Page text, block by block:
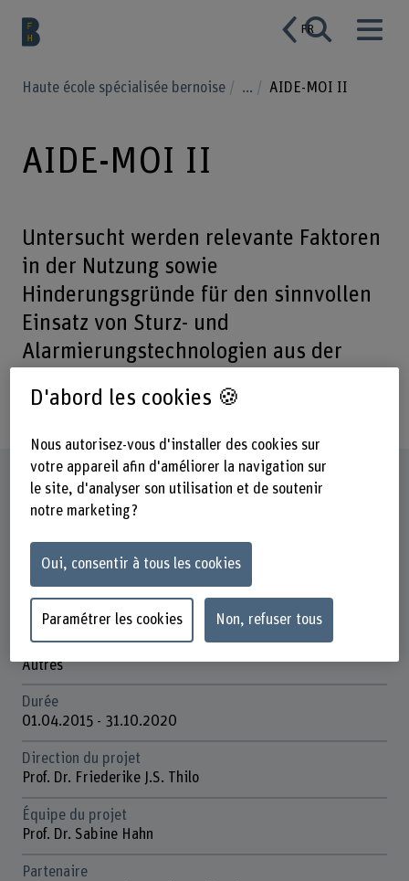
FR
Haute école spécialisée bernoise ... AIDE-MOI II
AIDE-MOI II
Untersucht werden relevante Faktoren
in der Nutzung sowie
Hinderungsgründe für den sinnvollen
Einsatz von Sturz- und
Alarmierungstechnologien aus der
ihren wichtigsten Vertrauenspersonen.
Fiche signalétique
Institut(s)
Organisation d'encouragement
Autres
Durée
01.04.2015 - 31.10.2020
Direction du projet
Prof. Dr. Friederike J.S. Thilo
Équipe du projet
Prof. Dr. Sabine Hahn
Partenaire
D'abord les cookies 🍪
Nous autorisez-vous d'installer des cookies sur
votre appareil afin d'améliorer la navigation sur
le site, d'analyser son utilisation et de soutenir
notre marketing ?
Oui, consentir à tous les cookies
Paramétrer les cookies Non, refuser tous